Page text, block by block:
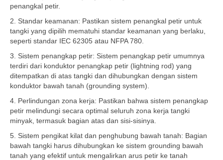
penangkal petir.
2. Standar keamanan: Pastikan sistem penangkal petir untuk
tangki yang dipilih mematuhi standar keamanan yang berlaku,
seperti standar IEC 62305 atau NFPA 780.
3. Sistem penangkap petir: Sistem penangkap petir umumnya
terdiri dari konduktor penangkap petir (lightning rod) yang
ditempatkan di atas tangki dan dihubungkan dengan sistem
konduktor bawah tanah (grounding system).
4. Perlindungan zona kerja: Pastikan bahwa sistem penangkap
petir melindungi secara optimal seluruh zona kerja tangki
minyak, termasuk bagian atas dan sisi-sisinya.
5. Sistem pengikat kilat dan penghubung bawah tanah: Bagian
bawah tangki harus dihubungkan ke sistem grounding bawah
tanah yang efektif untuk mengalirkan arus petir ke tanah